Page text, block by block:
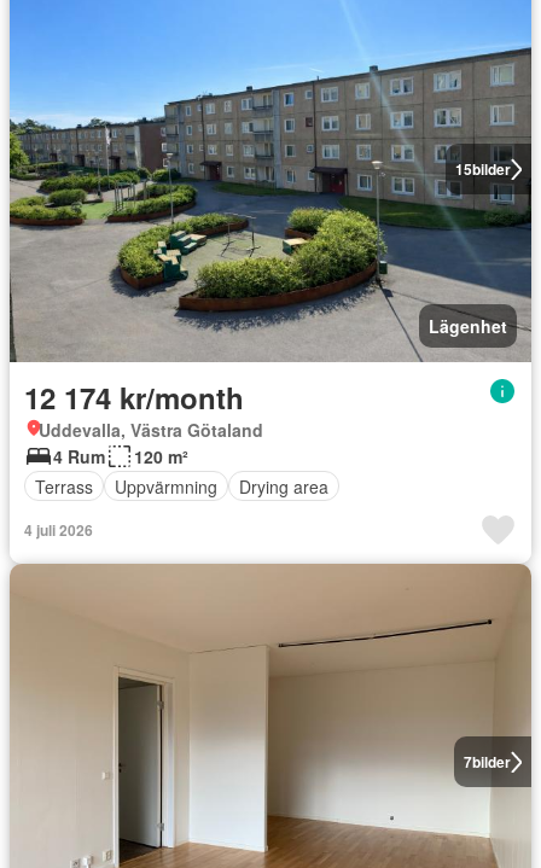
15bilder
Lägenhet
12 174 kr/month
Uddevalla, Västra Götaland
4 Rum
120 m²
Terrass
Uppvärmning Drying area
4 juli 2026
7bilder